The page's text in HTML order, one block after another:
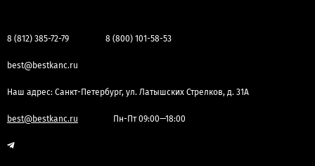
8 (812) 385-72-79 8 (800) 101-58-53
best@bestkanc.ru
Наш адрес: Санкт-Петербург, ул. Латышских Стрелков, д. 31А
best@bestkanc.ru Пн-Пт 09:00—18:00